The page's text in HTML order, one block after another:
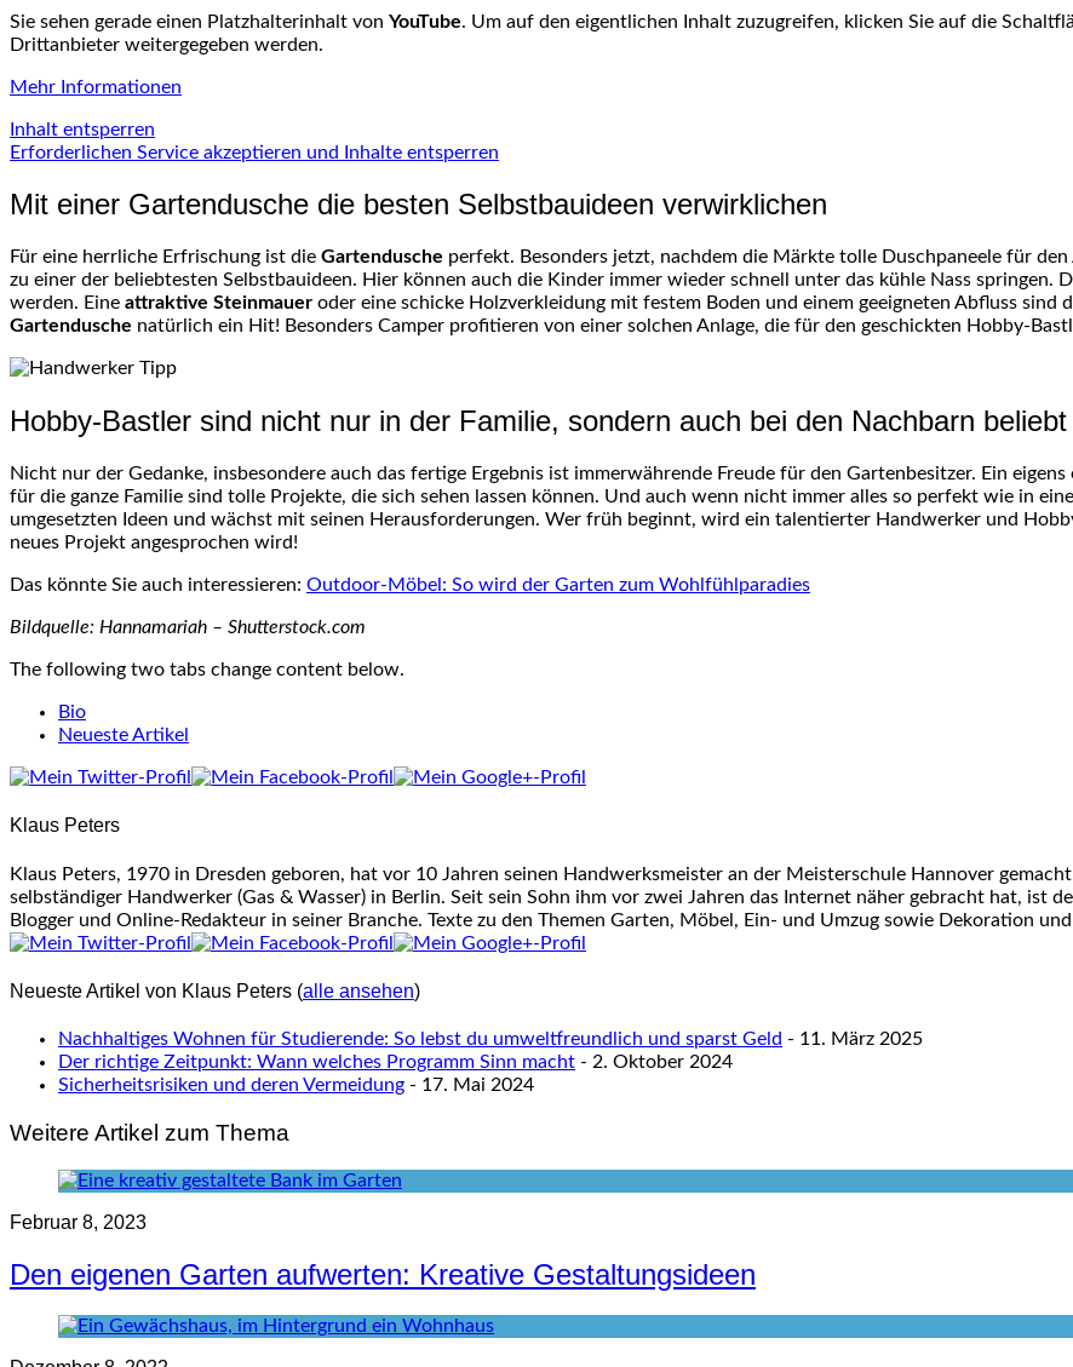
Sie sehen gerade einen Platzhalterinhalt von YouTube. Um auf den eigentlichen Inhalt zuzugreifen, klicken Sie auf die
Drittanbieter weitergegeben werden.
Mehr Informationen
Inhalt entsperren
Erforderlichen Service akzeptieren und Inhalte entsperren
Mit einer Gartendusche die besten Selbstbauideen verwirklichen
Für eine herrliche Erfrischung ist die Gartendusche perfekt. Besonders jetzt, nachdem die Märkte tolle Duschpaneele für
zu einer der beliebtesten Selbstbauideen. Hier können auch die Kinder immer wieder schnell unter das kühle Nass
werden. Eine attraktive Steinmauer oder eine schicke Holzverkleidung mit festem Boden und einem geeigneten Abfluss sind
Gartendusche natürlich ein Hit! Besonders Camper profitieren von einer solchen Anlage, die für den geschickten Hobby-
Hobby-Bastler sind nicht nur in der Familie, sondern auch bei den Nachbarn beliebt
Nicht nur der Gedanke, insbesondere auch das fertige Ergebnis ist immerwährende Freude für den Gartenbesitzer. Ein
für die ganze Familie sind tolle Projekte, die sich sehen lassen können. Und auch wenn nicht immer alles so perfekt wie in
umgesetzten Ideen und wächst mit seinen Herausforderungen. Wer früh beginnt, wird ein talentierter Handwerker und
neues Projekt angesprochen wird!
Das könnte Sie auch interessieren: Outdoor-Möbel: So wird der Garten zum Wohlfühlparadies
Bildquelle: Hannamariah – Shutterstock.com
The following two tabs change content below.
Bio
Neueste Artikel
Klaus Peters
Klaus Peters, 1970 in Dresden geboren, hat vor 10 Jahren seinen Handwerksmeister an der Meisterschule Hannover
selbständiger Handwerker (Gas & Wasser) in Berlin. Seit sein Sohn ihm vor zwei Jahren das Internet näher gebracht hat, ist
Blogger und Online-Redakteur in seiner Branche. Texte zu den Themen Garten, Möbel, Ein- und Umzug sowie Dekoration
Neueste Artikel von Klaus Peters (alle ansehen)
Nachhaltiges Wohnen für Studierende: So lebst du umweltfreundlich und sparst Geld - 11. März 2025
Der richtige Zeitpunkt: Wann welches Programm Sinn macht - 2. Oktober 2024
Sicherheitsrisiken und deren Vermeidung - 17. Mai 2024
Weitere Artikel zum Thema
Februar 8, 2023
Den eigenen Garten aufwerten: Kreative Gestaltungsideen